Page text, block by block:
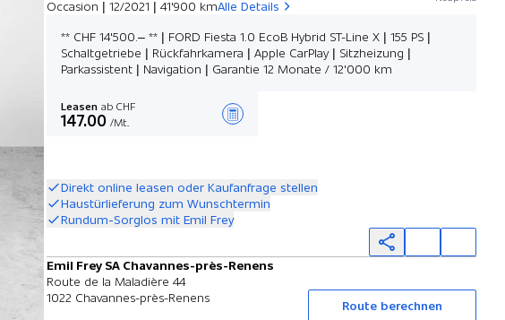
Occasion | 12/2021 | 41'900 kmAlle Details
** CHF 14'500.– ** | FORD Fiesta 1.0 EcoB Hybrid ST-Line X | 155 PS |
Schaltgetriebe | Rückfahrkamera | Apple CarPlay | Sitzheizung |
Parkassistent | Navigation | Garantie 12 Monate / 12'000 km
Leasen ab CHF
147.00 /Mt.
Direkt online leasen oder Kaufanfrage stellen
Haustürlieferung zum Wunschtermin
Rundum-Sorglos mit Emil Frey
Emil Frey SA Chavannes-près-Renens
Route de la Maladière 44
1022 Chavannes-près-Renens
Route berechnen